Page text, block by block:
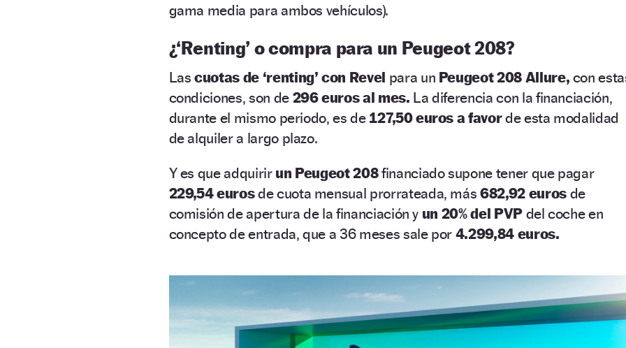
gama media para ambos vehículos).
¿‘Renting’ o compra para un Peugeot 208?
Lascuotas de ‘renting’ con Revel para un Peugeot 208 Allure, con
condiciones, son de 296 euros al mes. La diferencia con la financiación,
durante el mismo periodo, es de 127,50 euros a favorde esta modalidad
de alquiler a largo plazo.
Y es que adquirir un Peugeot 208financiado supone tener que pagar
229,54 eurosde cuota mensual prorrateada, más 682,92 euros de
comisión de apertura de la financiación y un 20% del PVP del coche en
concepto de entrada, que a 36 meses sale por 4.299,84 euros.